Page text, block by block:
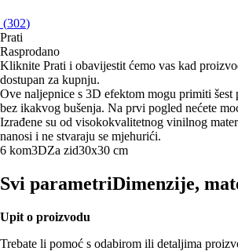
(302)
Prati
Rasprodano
Kliknite Prati i obavijestit ćemo vas kad
dostupan za kupnju.
Ove naljepnice s 3D efektom mogu primiti šest
bez ikakvog bušenja. Na prvi pogled nećete
Izrađene su od visokokvalitetnog vinilnog
nanosi i ne stvaraju se mjehurići.
6 kom3DZa zid30x30 cm
Svi parametriDimenzije,
Upit o proizvodu
Trebate li pomoć s odabirom ili detaljima